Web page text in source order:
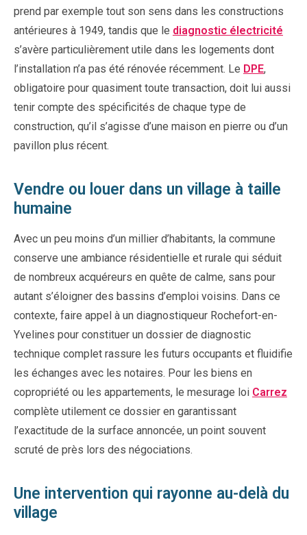
prend par exemple tout son sens dans les constructions
antérieures à 1949, tandis que le diagnostic électricité
s’avère particulièrement utile dans les logements dont
l’installation n’a pas été rénovée récemment. Le DPE,
obligatoire pour quasiment toute transaction, doit lui aussi
tenir compte des spécificités de chaque type de
construction, qu’il s’agisse d’une maison en pierre ou d’un
pavillon plus récent.
Vendre ou louer dans un village à taille
humaine
Avec un peu moins d’un millier d’habitants, la commune
conserve une ambiance résidentielle et rurale qui séduit
de nombreux acquéreurs en quête de calme, sans pour
autant s’éloigner des bassins d’emploi voisins. Dans ce
contexte, faire appel à un diagnostiqueur Rochefort-en-
Yvelines pour constituer un dossier de diagnostic
technique complet rassure les futurs occupants et fluidifie
les échanges avec les notaires. Pour les biens en
copropriété ou les appartements, le mesurage loi Carrez
complète utilement ce dossier en garantissant
l’exactitude de la surface annoncée, un point souvent
scruté de près lors des négociations.
Une intervention qui rayonne au-delà du
village